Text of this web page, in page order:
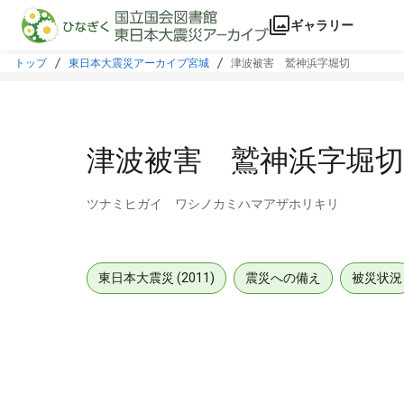
本文に飛ぶ
ギャラリー
トップ 東日本大震災アーカイブ宮城 津波被害 鷲神浜字堀切
津波被害 鷲神浜字堀切
ツナミヒガイ ワシノカミハマアザホリキリ
東日本大震災 (2011) 震災への備え 被災状況